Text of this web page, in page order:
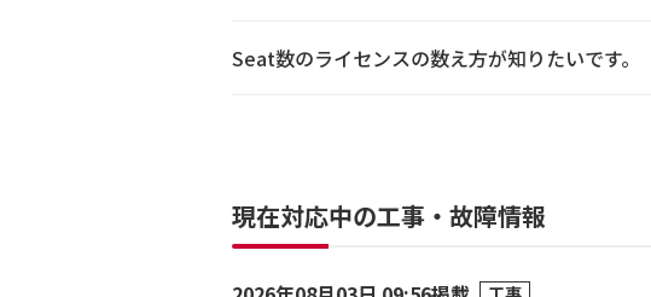
Seat数のライセンスの数え方が知りたいです。
現在対応中の工事・故障情報